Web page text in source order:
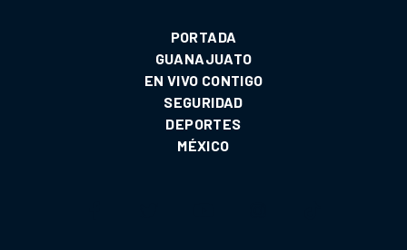
PORTADA
GUANAJUATO
EN VIVO CONTIGO
SEGURIDAD
DEPORTES
MÉXICO